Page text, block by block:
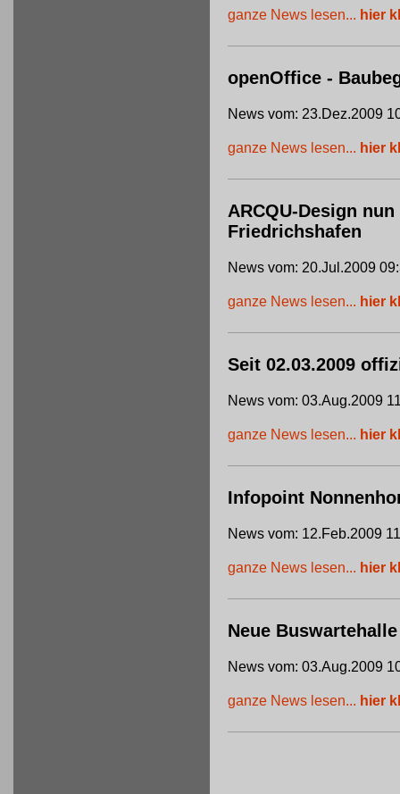
ganze News lesen... hier
openOffice -
News vom: 23.Dez.2009
ganze News lesen... hier
ARCQU-Design
Friedrichshafen
News vom: 20.Jul.2009
ganze News lesen... hier
Seit 02.03.2009
News vom: 03.Aug.2009
ganze News lesen... hier
Infopoint
News vom: 12.Feb.2009
ganze News lesen... hier
Neue
News vom: 03.Aug.2009
ganze News lesen... hier